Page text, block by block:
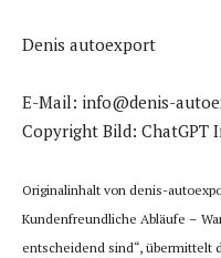
Denis autoexport
E-Mail: info@denis-
Copyright Bild: ChatGPT
Originalinhalt von denis-
Kundenfreundliche Abläufe –
entscheidend sind“, übermittelt